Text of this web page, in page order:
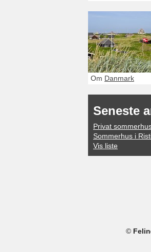
Om Danmark
Seneste
Privat
Sommerhus i
Vis liste
©